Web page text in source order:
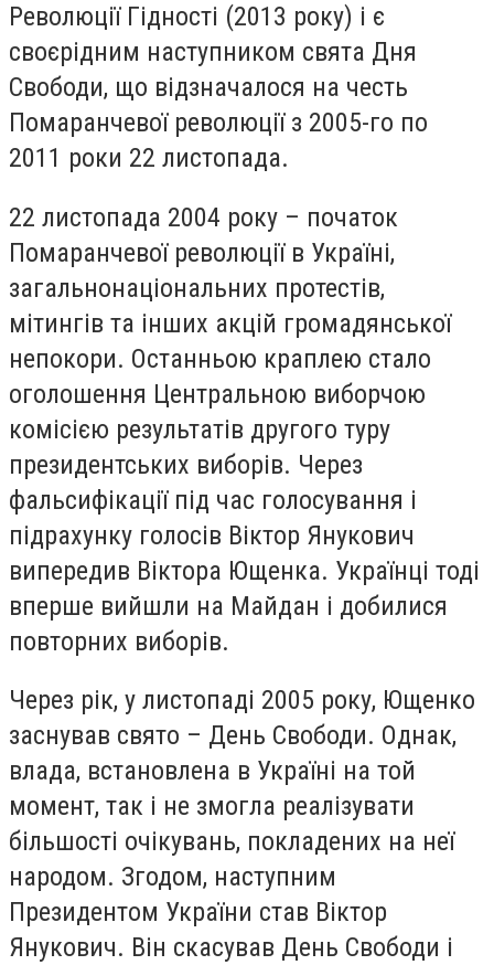
Революції Гідності (2013 року) і є
своєрідним наступником свята Дня
Свободи, що відзначалося на честь
Помаранчевої революції з 2005-го по
2011 роки 22 листопада.
22 листопада 2004 року – початок
Помаранчевої революції в Україні,
загальнонаціональних протестів,
мітингів та інших акцій громадянської
непокори. Останньою краплею стало
оголошення Центральною виборчою
комісією результатів другого туру
президентських виборів. Через
фальсифікації під час голосування і
підрахунку голосів Віктор Янукович
випередив Віктора Ющенка. Українці тоді
вперше вийшли на Майдан і добилися
повторних виборів.
Через рік, у листопаді 2005 року, Ющенко
заснував свято – День Свободи. Однак,
влада, встановлена в Україні на той
момент, так і не змогла реалізувати
більшості очікувань, покладених на неї
народом. Згодом, наступним
Президентом України став Віктор
Янукович. Він скасував День Свободи і